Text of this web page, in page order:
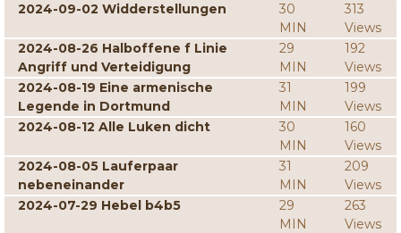
2024-09-02 Widderstellungen
30
MIN
313
Views
2024-08-26 Halboffene f Linie
Angriff und Verteidigung
29
MIN
192
Views
2024-08-19 Eine armenische
Legende in Dortmund
31
MIN
199
Views
2024-08-12 Alle Luken dicht
30
MIN
160
Views
2024-08-05 Lauferpaar
nebeneinander
31
MIN
209
Views
2024-07-29 Hebel b4b5
29
MIN
263
Views